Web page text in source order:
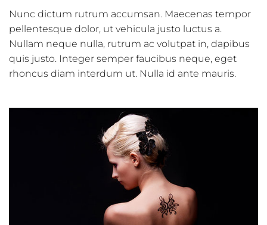
Nunc dictum rutrum accumsan. Maecenas tempor
pellentesque dolor, ut vehicula justo luctus a.
Nullam neque nulla, rutrum ac volutpat in, dapibus
quis justo. Integer semper faucibus neque, eget
rhoncus diam interdum ut. Nulla id ante mauris.